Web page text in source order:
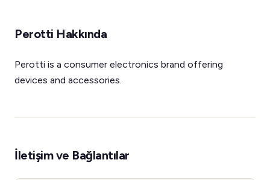
Perotti Hakkında
Perotti is a consumer electronics brand offering
devices and accessories.
İletişim ve Bağlantılar